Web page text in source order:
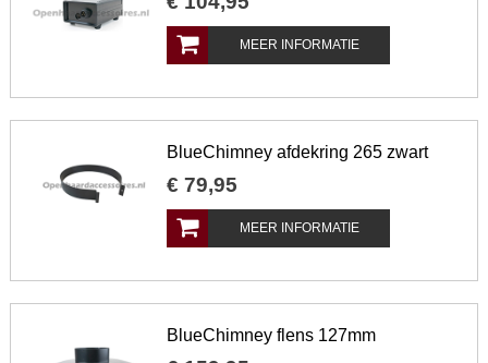
MEER INFORMATIE
BlueChimney afdekring 265 zwart
€ 79,95
MEER INFORMATIE
BlueChimney flens 127mm